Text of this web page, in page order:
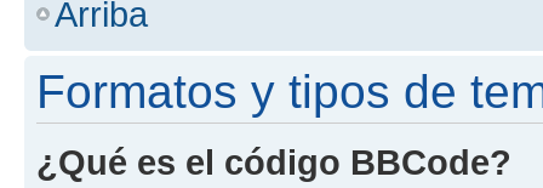
Arriba
Formatos y tipos de
¿Qué es el código BBCode?